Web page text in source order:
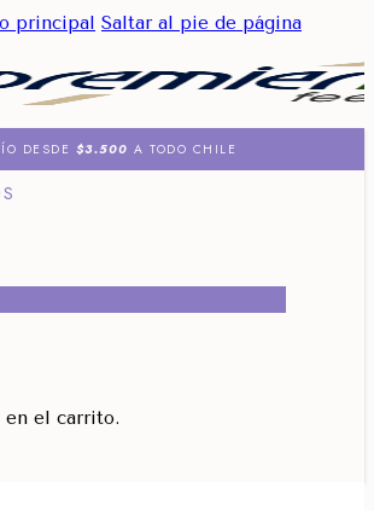
principal Saltar al pie de página
DESDE $3.500 A TODO CHILE
en el carrito.